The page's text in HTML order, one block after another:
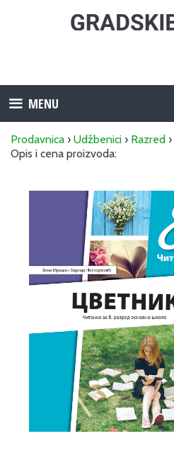
MENU
Prodavnica › Udžbenici › Razred ›
Opis i cena proizvoda: